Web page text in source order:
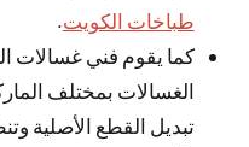
طباخات الكويت.
كما يقوم فني غسالات
الغسالات بمختلف
تبديل القطع الأصلية